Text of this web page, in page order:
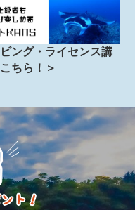
ング・ライセンス講
ちら！＞